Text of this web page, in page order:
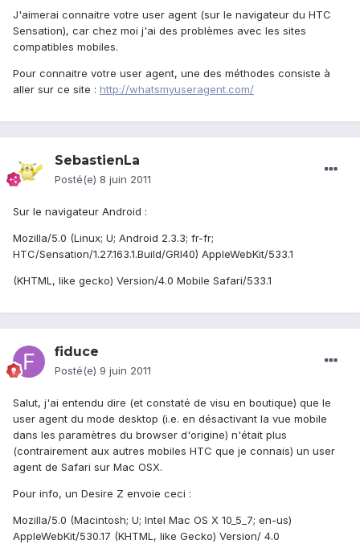
J'aimerai connaitre votre user agent (sur le navigateur du HTC
Sensation), car chez moi j'ai des problèmes avec les sites
compatibles mobiles.
Pour connaitre votre user agent, une des méthodes consiste à
aller sur ce site : http://whatsmyuseragent.com/
SebastienLa
Posté(e) 8 juin 2011
Sur le navigateur Android :
Mozilla/5.0 (Linux; U; Android 2.3.3; fr-fr;
HTC/Sensation/1.27.163.1.Build/GRI40) AppleWebKit/533.1
(KHTML, like gecko) Version/4.0 Mobile Safari/533.1
fiduce
Posté(e) 9 juin 2011
Salut, j'ai entendu dire (et constaté de visu en boutique) que le
user agent du mode desktop (i.e. en désactivant la vue mobile
dans les paramètres du browser d'origine) n'était plus
(contrairement aux autres mobiles HTC que je connais) un user
agent de Safari sur Mac OSX.
Pour info, un Desire Z envoie ceci :
Mozilla/5.0 (Macintosh; U; Intel Mac OS X 10_5_7; en-us)
AppleWebKit/530.17 (KHTML, like Gecko) Version/ 4.0